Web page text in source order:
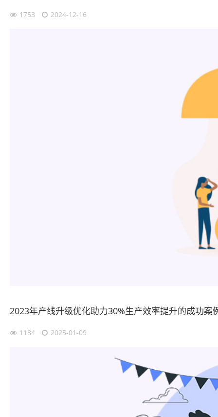
1753 2024-12-16
2023年产线升级优化助力30%生产效率提升的成功案
1184 2025-01-09